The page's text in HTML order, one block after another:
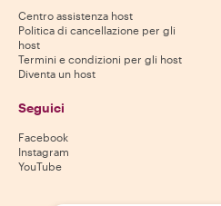
Centro assistenza host
Politica di cancellazione per gli
host
Termini e condizioni per gli host
Diventa un host
Seguici
Facebook
Instagram
YouTube